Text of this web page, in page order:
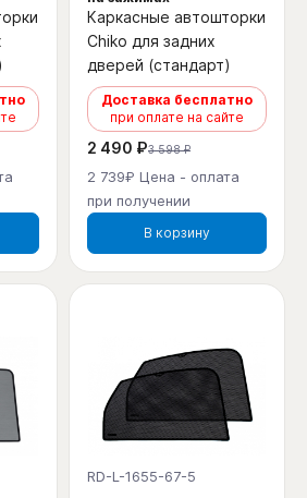
Каркасные автошторки
Chiko для задних
дверей (стандарт)
Доставка бесплатно
при оплате на сайте
2 490 ₽3 598 ₽
2 739₽ Цена - оплата
при получении
В корзину
RD-L-1655-67-5